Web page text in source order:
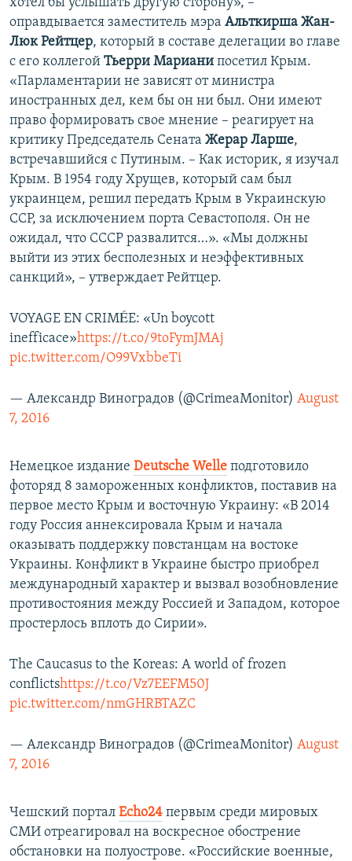
хотел бы услышать другую сторону», –
оправдывается заместитель мэра Альткирша Жан-
Люк Рейтцер, который в составе делегации во главе
с его коллегой Тьерри Мариани посетил Крым.
«Парламентарии не зависят от министра
иностранных дел, кем бы он ни был. Они имеют
право формировать свое мнение – реагирует на
критику Председатель Сената Жерар Ларше,
встречавшийся с Путиным. – Как историк, я изучал
Крым. В 1954 году Хрущев, который сам был
украинцем, решил передать Крым в Украинскую
ССР, за исключением порта Севастополя. Он не
ожидал, что СССР развалится…». «Мы должны
выйти из этих бесполезных и неэффективных
санкций», – утверждает Рейтцер.
VOYAGE EN CRIMÉE: «Un boycott
inefficace»https://t.co/9toFymJMAj
pic.twitter.com/O99VxbbeTi
— Александр Виноградов (@CrimeaMonitor) August
7, 2016
Немецкое издание Deutsche Welle подготовило
фоторяд 8 замороженных конфликтов, поставив на
первое место Крым и восточную Украину: «В 2014
году Россия аннексировала Крым и начала
оказывать поддержку повстанцам на востоке
Украины. Конфликт в Украине быстро приобрел
международный характер и вызвал возобновление
противостояния между Россией и Западом, которое
простерлось вплоть до Сирии».
The Caucasus to the Koreas: A world of frozen
conflictshttps://t.co/Vz7EEFM50J
pic.twitter.com/nmGHRBTAZC
— Александр Виноградов (@CrimeaMonitor) August
7, 2016
Чешский портал Echo24 первым среди мировых
СМИ отреагировал на воскресное обострение
обстановки на полуострове. «Российские военные,